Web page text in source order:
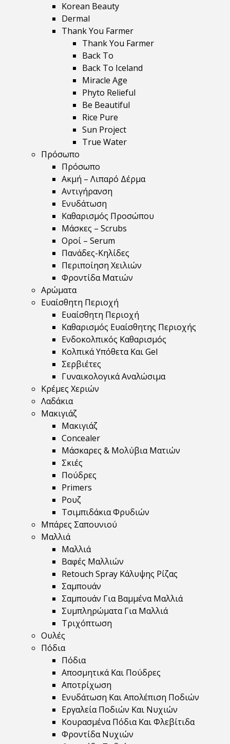
Korean Beauty
Dermal
Thank You Farmer
Thank You Farmer
Back To
Back To Iceland
Miracle Age
Phyto Relieful
Be Beautiful
Rice Pure
Sun Project
True Water
Πρόσωπο
Πρόσωπο
Ακμή – Λιπαρό Δέρμα
Αντιγήρανση
Ενυδάτωση
Καθαρισμός Προσώπου
Μάσκες – Scrubs
Οροί – Serum
Πανάδες-Κηλίδες
Περιποίηση Χειλιών
Φροντίδα Ματιών
Αρώματα
Ευαίσθητη Περιοχή
Ευαίσθητη Περιοχή
Καθαρισμός Ευαίσθητης Περιοχής
Ενδοκολπικός Καθαρισμός
Κολπικά Υπόθετα Και Gel
Σερβιέτες
Γυναικολογικά Αναλώσιμα
Κρέμες Χεριών
Λαδάκια
Μακιγιάζ
Μακιγιάζ
Concealer
Μάσκαρες & Μολύβια Ματιών
Σκιές
Πούδρες
Primers
Ρουζ
Τσιμπιδάκια Φρυδιών
Μπάρες Σαπουνιού
Μαλλιά
Μαλλιά
Βαφές Μαλλιών
Retouch Spray Κάλυψης Ρίζας
Σαμπουάν
Σαμπουάν Για Βαμμένα Μαλλιά
Συμπληρώματα Για Μαλλιά
Τριχόπτωση
Ουλές
Πόδια
Πόδια
Αποσμητικά Και Πούδρες
Αποτρίχωση
Ενυδάτωση Και Απολέπιση Ποδιών
Εργαλεία Ποδιών Και Νυχιών
Κουρασμένα Πόδια Και Φλεβίτιδα
Φροντίδα Νυχιών